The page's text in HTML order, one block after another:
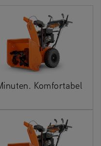
Komfortabel